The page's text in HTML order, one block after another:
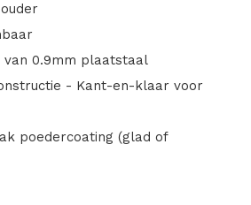
van 0.9mm plaatstaal
- Kant-en-klaar voor
poedercoating (glad of